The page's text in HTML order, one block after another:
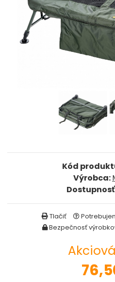
Kód
Výrobca:
Tlačiť
Bezpečnosť
AKCIOVÝ CAMPING
KAPROVÉ PRÚTY
TELESKOPICKÉ PRÚTY
SUMCOVÉ A MORSKÉ
PRÍVLAČOVÉ PRÚTY
BIČE A DELIČKY
SPODOVÉ A
FEEDER ŠPIČKY
MATCHOVÉ A
CESTOVNÉ PRÚTY